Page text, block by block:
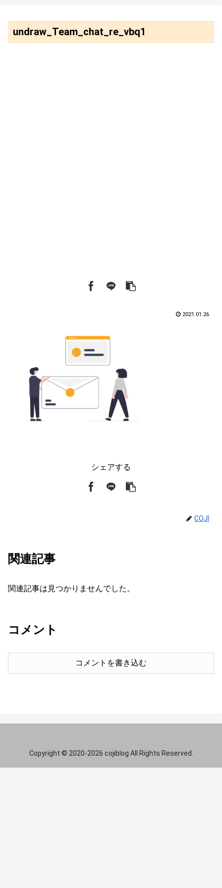
undraw_Team_chat_re_vbq1
2021.01.26
シェアする
COJI
関連記事
関連記事は見つかりませんでした。
コメント
コメントを書き込む
Copyright © 2020-2026 cojiblog All Rights Reserved.